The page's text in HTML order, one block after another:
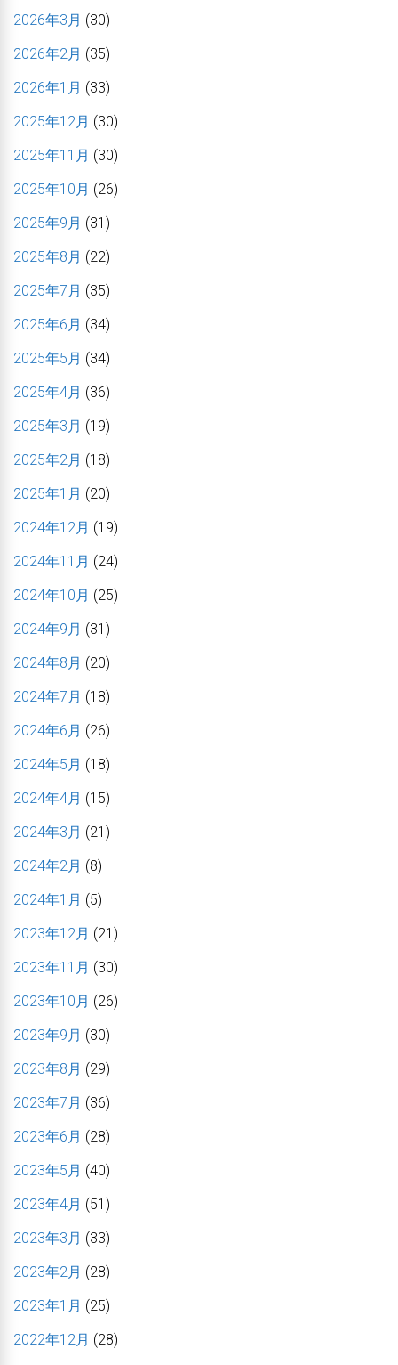
2026年3月 (30)
2026年2月 (35)
2026年1月 (33)
2025年12月 (30)
2025年11月 (30)
2025年10月 (26)
2025年9月 (31)
2025年8月 (22)
2025年7月 (35)
2025年6月 (34)
2025年5月 (34)
2025年4月 (36)
2025年3月 (19)
2025年2月 (18)
2025年1月 (20)
2024年12月 (19)
2024年11月 (24)
2024年10月 (25)
2024年9月 (31)
2024年8月 (20)
2024年7月 (18)
2024年6月 (26)
2024年5月 (18)
2024年4月 (15)
2024年3月 (21)
2024年2月 (8)
2024年1月 (5)
2023年12月 (21)
2023年11月 (30)
2023年10月 (26)
2023年9月 (30)
2023年8月 (29)
2023年7月 (36)
2023年6月 (28)
2023年5月 (40)
2023年4月 (51)
2023年3月 (33)
2023年2月 (28)
2023年1月 (25)
2022年12月 (28)